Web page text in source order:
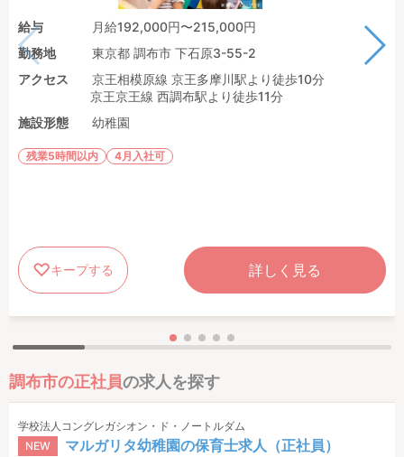
給与
月給192,000円〜215,000円
勤務地
東京都 調布市 下石原3-55-2
アクセス
京王相模原線 京王多摩川駅より徒歩10分
京王京王線 西調布駅より徒歩11分
施設形態
幼稚園
残業5時間以内 4月入社可
キープする 詳しく見る
調布市の正社員の求人を探す
学校法人コングレガシオン・ド・ノートルダム
NEW
マルガリタ幼稚園の保育士求人（正社員）